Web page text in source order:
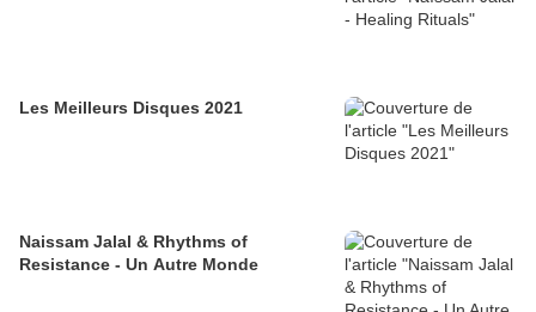
Les Meilleurs Disques 2021
Naissam Jalal & Rhythms of
Resistance - Un Autre Monde